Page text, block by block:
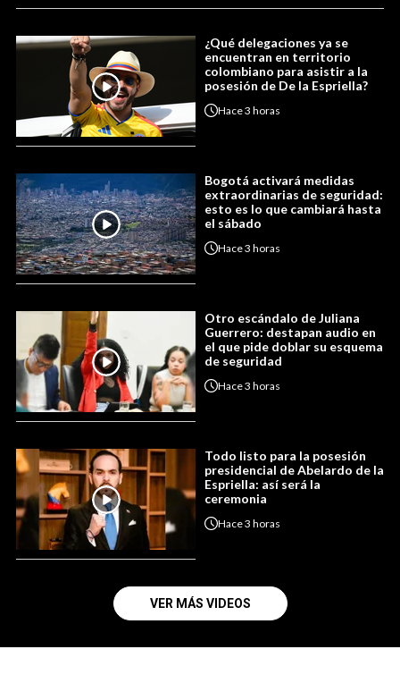
¿Qué delegaciones ya se
encuentran en territorio
colombiano para asistir a la
posesión de De la Espriella?
Hace3 horas
Bogotá activará medidas
extraordinarias de seguridad:
esto es lo que cambiará hasta
el sábado
Hace3 horas
Otro escándalo de Juliana
Guerrero: destapan audio en
el que pide doblar su esquema
de seguridad
Hace3 horas
Todo listo para la posesión
presidencial de Abelardo de la
Espriella: así será la
ceremonia
Hace3 horas
VER MÁS VIDEOS